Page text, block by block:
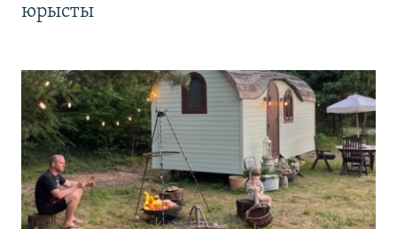
юрысты